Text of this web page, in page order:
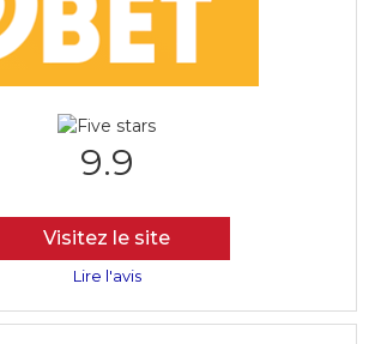
9.9
Visitez le site
Lire l'avis